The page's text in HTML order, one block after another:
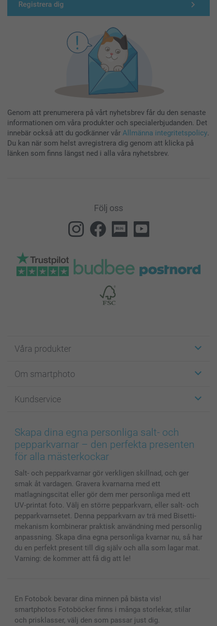
Registrera dig
Genom att prenumerera på vårt nyhetsbrev får du den senaste
informationen om våra produkter och specialerbjudanden. Det
innebär också att du godkänner vår Allmänna integritetspolicy.
Du kan när som helst avregistrera dig genom att klicka på
länken som finns längst ned i alla våra nyhetsbrev.
Följ oss
Våra produkter
Fotokort
Fotoböcker
Bilder, Fotoförstoring & Fotohäften
Skal till Mobil & Surfplatta
MyNameBook
Fotoramar & Tillbehör
Presentkort
Alla fotoprodukter
Om smartphoto
För affiliates
Cookie Policy
Sitemap
Villkor och garantier
Kundservice
smartgaranti
smartbonus
Priser & betalning
Skapa dina egna personliga salt- och
pepparkvarnar – den perfekta presenten
för alla mästerkockar
Salt- och pepparkvarnar gör verkligen skillnad, och ger
smak åt vardagen. Gravera kvarnarna med ett
matlagningscitat eller gör dem mer personliga med ett
UV-printat foto. Välj en större pepparkvarn, eller salt- och
pepparkvarnsetet. Denna pepparkvarn av trä med Bisetti-
mekanism kombinerar praktisk användning med personlig
anpassning. Skapa dina egna personliga kvarnar nu, så har
du en perfekt present till dig själv och alla som lagar mat.
Varning: de kommer att få dig att le!
En Fotobok bevarar dina minnen på bästa vis!
smartphotos Fotoböcker finns i många storlekar, stilar
och prisklasser, välj den som passar just dig.